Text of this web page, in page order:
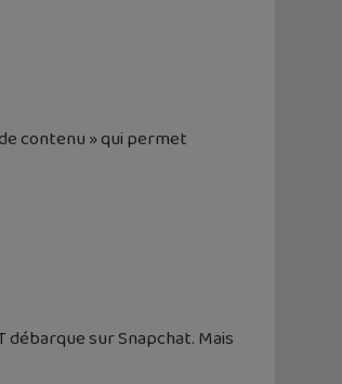
contenu » qui permet
sur Snapchat. Mais